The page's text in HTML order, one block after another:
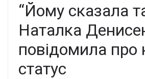
“Йому сказала
Наталка
повідомила про
статус